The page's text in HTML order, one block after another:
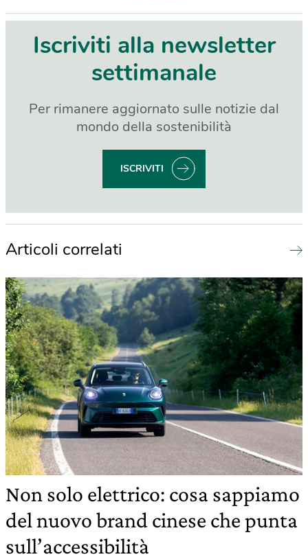
Iscriviti alla newsletter
settimanale
Per rimanere aggiornato sulle notizie dal
mondo della sostenibilità
ISCRIVITI
Articoli correlati
Non solo elettrico: cosa sappiamo
del nuovo brand cinese che punta
sull’accessibilità